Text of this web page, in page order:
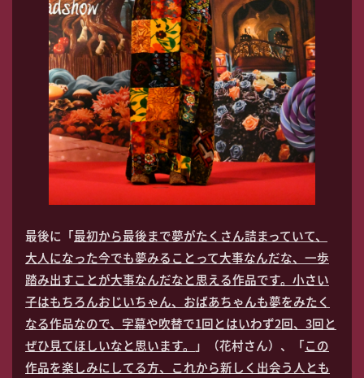
最後に「最初から最後まで夢がたくさん詰まっていて、
大人になった今でも夢みることって大事なんだな、一歩
踏み出すことが大事なんだなと思える作品です。小さい
子はもちろんおじいちゃん、おばあちゃんも夢をみたく
なる作品なので、字幕や吹替で1回とはいわず2回、3回と
ぜひ見てほしいなと思います。
」（花村さん）、「この
作品を楽しみにしてる方、これから新しく出会う人とも